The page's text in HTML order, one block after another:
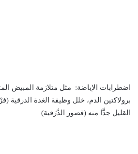
اضطرابات الإباضة: مثل متلازمة المبيض
برولاكتين الدم، خلل وظيفة الغدة الدرقية
القليل جدًّا منه (قصور الدَّرَقية)